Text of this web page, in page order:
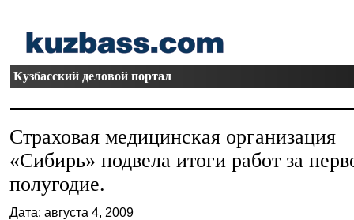
Кузбасский деловой портал
Страховая медицинская организация
«Сибирь» подвела итоги работ за
полугодие.
Дата: августа 4, 2009